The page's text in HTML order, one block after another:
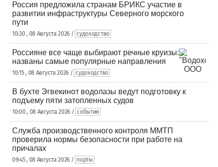
Россия предложила странам БРИКС участие в
развитии инфраструктуры Северного морского
пути
10:30 , 08 Августа 2026 / судоходство
Россияне все чаще выбирают речные круизы:
названы самые популярные направления
10:15 , 08 Августа 2026 / судоходство
В бухте Эгвекинот водолазы ведут подготовку к
подъему пяти затопленных судов
10:00 , 08 Августа 2026 / события
Служба производственного контроля ММТП
проверила нормы безопасности при работе на
причалах
09:45 , 08 Августа 2026 / порты